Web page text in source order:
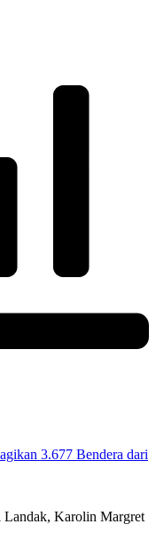
3.677 Bendera dari
Karolin Margret